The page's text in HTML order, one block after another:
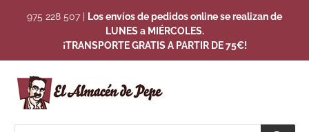
975 228 507
Los envíos de pedidos online se realizan de
LUNES a MIÉRCOLES.
¡TRANSPORTE GRATIS A PARTIR DE 75€!